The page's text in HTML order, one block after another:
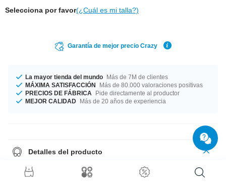
Selecciona por favor(¿Cuál es mi talla?)
Garantía de mejor precio Crazy
La mayor tienda del mundo Más de 7M de clientes
MÁXIMA SATISFACCIÓN
Más de 80.000 valoraciones positivas
PRECIOS DE FÁBRICA
Pide directamente al productor
MEJOR CALIDAD Más de 20 años de experiencia
Detalles del producto
En stock para ti en un diámetro de 1.6 mm. Los diámetros del 6 mm al 14
mm están en stock. Hay una gran cantidad de colores disponibles desde